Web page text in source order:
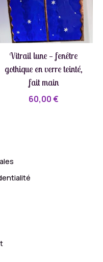
Vitrail lune — fenêtre
gothique en verre teinté,
fait main
60,00€